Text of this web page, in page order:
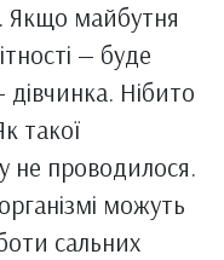
Якщо майбутня
— буде
Нібито
такої
не проводилося.
можуть
сальних